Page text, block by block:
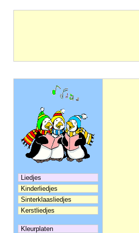
Liedjes
Kinderliedjes
Sinterklaasliedjes
Kerstliedjes
Kleurplaten